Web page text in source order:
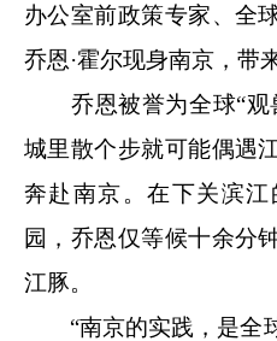
办公室前政策专家、全
乔恩·霍尔现身南京，带
乔恩被誉为全球“观
城里散个步就可能偶遇
奔赴南京。在下关滨
园，乔恩仅等候十余分
江豚。
“南京的实践，是全